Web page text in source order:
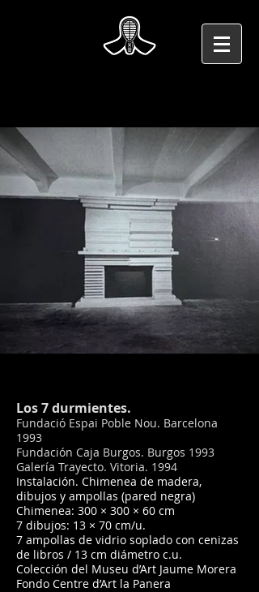
Los 7 durmientes.
Fundació Espai Poble Nou. Barcelona
1993
Fundación Caja Burgos. Burgos 1993
Galería Trayecto. Vitoria. 1994
Instalación. Chimenea de madera,
dibujos y ampollas (pared negra)
Chimenea: 300 × 300 × 60 cm
7 dibujos: 13 × 70 cm/u.
7 ampollas de vidrio soplado con cenizas
de libros / 13 cm diámetro c.u.
Colección del Museu d’Art Jaume Morera
Fondo Centre d’Art la Panera